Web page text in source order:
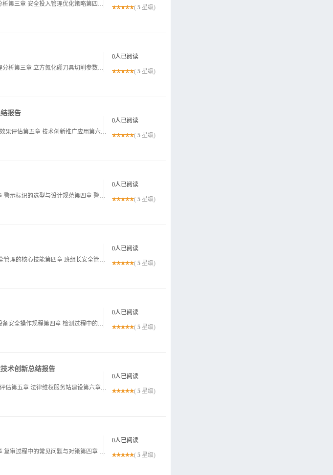
第一章 引言：矿山提升容器安全投入管理的背景与重要性第二章 安全投入不足的深层原因分析第三章 安全投入管理优化策略第四章 安全投入实施路径与保障措施第五章 提升容器安全投入管理最佳实践第六章 总结与未来发展方向01第一章 引言：矿山提升容器 ( 5 星级)
第一章 立方氮化硼刀具切削参数优化技术创新背景第二章 立方氮化硼刀具切削参数影响机理分析第三章 立方氮化硼刀具切削参数仿真优化方法第四章 立方氮化硼刀具切削参数实验验证方法第五章 立方氮化硼刀具切削参数多目标优化技术第六章 立方氮化硼刀具切
0人已阅读
( 5 星级)
报告
第一章 项目背景与意义第二章 改造技术方案设计第三章 技术创新实施过程第四章 技术创新效果评估第五章 技术创新推广应用第六章 总结与展望01第一章 项目背景与意义第1页 项目背景概述技能培训学校节能降耗改造项目建筑废弃物运输车辆密闭化改造技
0人已阅读
( 5 星级)
第一章 建材安全警示标识设置的重要性与现状第二章 警示标识的法律法规与标准体系第三章 警示标识的选型与设计规范第四章 警示标识的安装与维护管理第五章 特殊环境下的警示标识设置要点第六章 警示标识设置的未来趋势与持续改进101第一章 建材安全
0人已阅读
( 5 星级)
第一章 电子行业安全管理的现状与挑战第二章 班组长安全管理的基本理论第三章 班组长安全管理的核心技能第四章 班组长安全管理的实践方法第五章 班组长安全管理的案例分析第六章 班组长安全管理的发展趋势01第一章 电子行业安全管理的现状与挑战第1
0人已阅读
( 5 星级)
第一章 建材成品出厂检测安全操作培训概述第二章 个人防护装备PPE规范使用第三章 检测设备安全操作规程第四章 检测过程中的风险识别与控制第五章 检测室环境安全与应急响应第六章 检测安全持续改进与考核01第一章 建材成品出厂检测安全操作培训概
0人已阅读
( 5 星级)
术创新总结报告
第一章 项目背景与意义第二章 密闭化改造技术路线第三章 改造实施与管理第四章 改造成果评估第五章 法律维权服务站建设第六章 总结与展望01第一章 项目背景与意义项目背景概述行业发展趋势劳务派遣行业快速扩张，服务中心需求激增环境问题突出建筑废
0人已阅读
( 5 星级)
第一章 航空航天安全生产标准化复审培训概述第二章 安全生产标准化的核心要素解析第三章 复审过程中的常见问题与对策第四章 安全生产标准化的最佳实践案例第五章 培训实施的关键成功因素第六章 复审后的持续优化与展望01第一章 航空航天安全生产标准
0人已阅读
( 5 星级)